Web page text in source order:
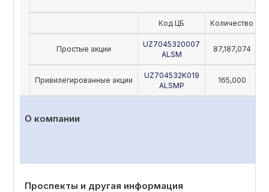
Код ЦБ Количество
Простые акции
UZ7045320007
ALSM
87,187,074
Привилегированные акции
UZ704532K019
ALSMP
165,000
О компании
Проспекты и другая информация